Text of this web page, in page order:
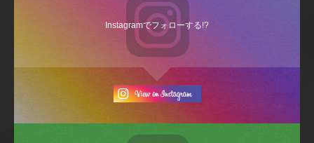
Instagramでフォローする!?